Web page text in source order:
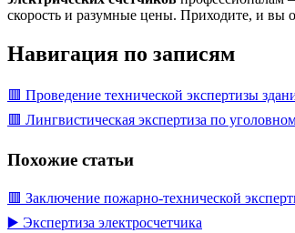
скорость и разумные цены. Приходите, и вы
Навигация по записям
🟥 Проведение технической экспертизы
🟥 Лингвистическая экспертиза по
Похожие статьи
🟥 Заключение пожарно-технической
▶️ Экспертиза электросчетчика